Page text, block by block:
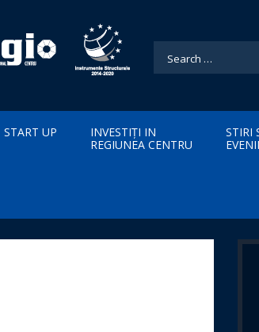
START UP
INVESTIȚI IN
REGIUNEA CENTRU
STIRI